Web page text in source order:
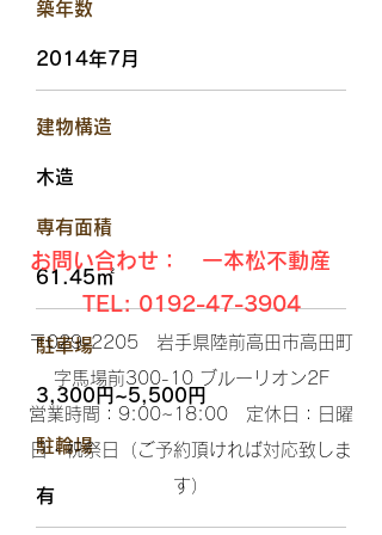
​築年数
2014年7月
​建物構造
木造
​専有面積
61.45㎡
駐車場
3,300円~5,500円
​駐輪場
有
お問い合わせ： 一本松不動産
TEL:0192-47-3904
〒029-2205 岩手県陸前高田市高田町
字馬場前300-10 ブルーリオン2F​
営業時間：9:00~18:00 定休日：日曜
日・祝祭日（ご予約頂ければ対応致しま
す）​